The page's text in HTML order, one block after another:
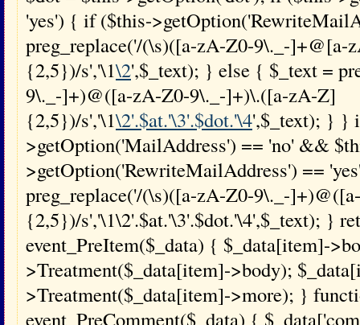
'yes') { if ($this-
preg_replace('/(\s)([a-zA-Z0-9\._-
{2,5})/s','\1\2',$_text); } else { $_text =
9\._-]+)@([a-zA-Z0-9\._-]+)\.([a-zA-Z]
{2,5})/s','\1\2'.$at.'\3'.$dot.'\4',$_text); } }
>getOption('MailAddress') == 'no' &&
>getOption('RewriteMailAddress') ==
preg_replace('/(\s)([a-zA-Z0-9\._-
{2,5})/s','\1\2'.$at.'\3'.$dot.'\4',$_text); }
event_PreItem($_data) { $_data[item]-
>Treatment($_data[item]->body);
>Treatment($_data[item]->more); }
event_PreComment($_data) {